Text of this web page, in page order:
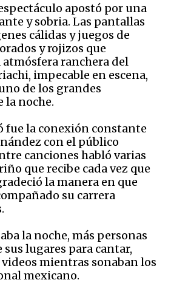
apostó por una
y sobria. Las pantallas
cálidas y juegos de
y rojizos que
atmósfera ranchera del
impecable en escena,
de los grandes
la noche.
fue la conexión constante
con el público
canciones habló varias
que recibe cada vez que
la manera en que
su carrera
la noche, más personas
sus lugares para cantar,
mientras sonaban los
mexicano.